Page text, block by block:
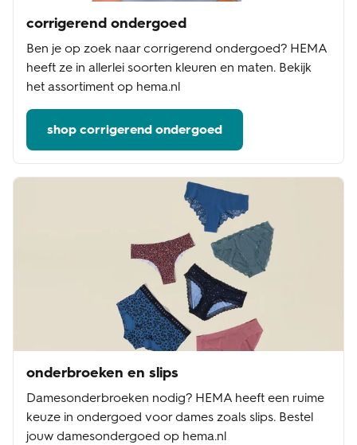
corrigerend ondergoed
Ben je op zoek naar corrigerend ondergoed? HEMA
heeft ze in allerlei soorten kleuren en maten. Bekijk
het assortiment op hema.nl
shop corrigerend ondergoed
onderbroeken en slips
Damesonderbroeken nodig? HEMA heeft een ruime
keuze in ondergoed voor dames zoals slips. Bestel
jouw damesondergoed op hema.nl